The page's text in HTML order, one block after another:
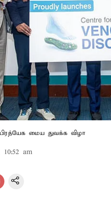
மைய துவக்க விழா
am